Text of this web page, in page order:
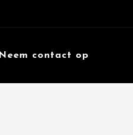
Neem contact op